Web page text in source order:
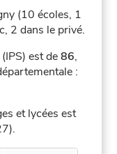
(10 écoles, 1
2 dans le privé.
est de86,
:
et lycées est